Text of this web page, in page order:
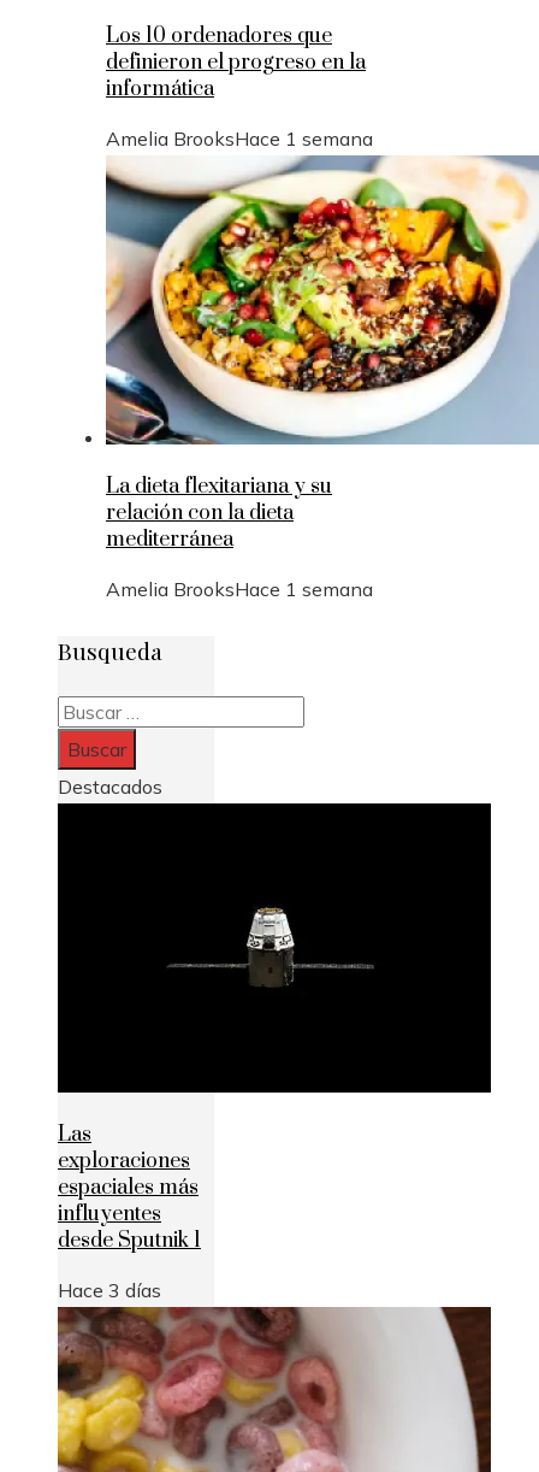
Los 10 ordenadores que
definieron el progreso en la
informática
Amelia BrooksHace 1 semana
La dieta flexitariana y su
relación con la dieta
mediterránea
Amelia BrooksHace 1 semana
Busqueda
Buscar:
Destacados
Las
exploraciones
espaciales más
influyentes
desde Sputnik 1
Hace 3 días